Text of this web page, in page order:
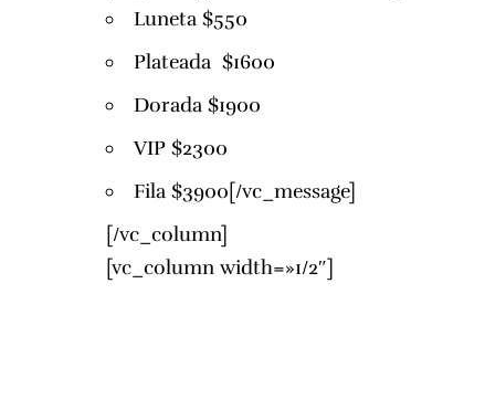
Luneta $550
Plateada $1600
Dorada $1900
VIP $2300
Fila $3900[/vc_message]
[/vc_column]
[vc_column width=»1/2″]